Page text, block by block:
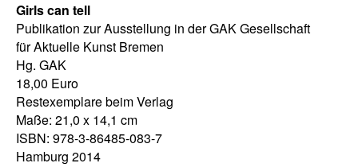
Girls can tell
Publikation zur Ausstellung in der GAK Gesellschaft
für Aktuelle Kunst Bremen
Hg. GAK
18,00 Euro
Restexemplare beim Verlag
Maße: 21,0 x 14,1 cm
ISBN: 978-3-86485-083-7
Hamburg 2014